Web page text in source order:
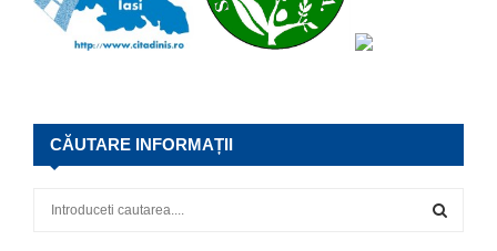
CĂUTARE INFORMAȚII